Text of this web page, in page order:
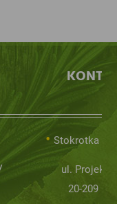
Stokrotka
ul.
20-209